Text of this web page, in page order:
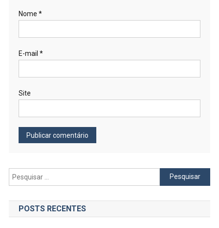
Nome *
E-mail *
Site
Pesquisar
por:
POSTS RECENTES